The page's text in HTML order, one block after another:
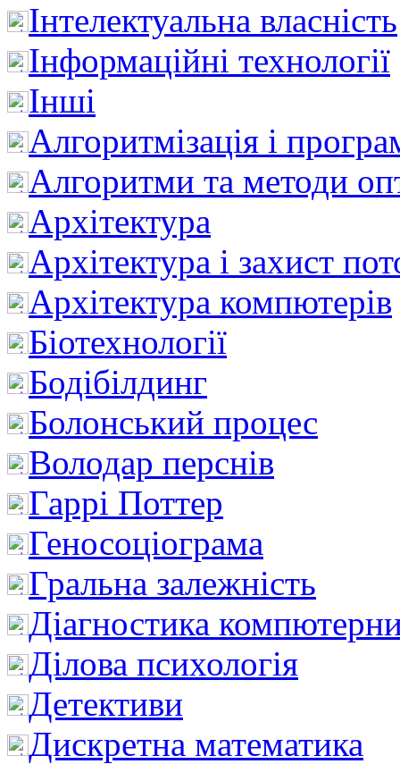
Інтелектуальна влaсність
Інформаційні технології
Інші
Алгоритмізація і
Алгоритми та методи
Архітектура
Архітектура і захист
Архітектура компютерів
Біотехнології
Бодібілдинг
Болонський процес
Володар перснів
Гаррі Поттер
Геносоціограма
Гральна залежність
Діагностика
Ділова психологія
Детективи
Дискретна математика